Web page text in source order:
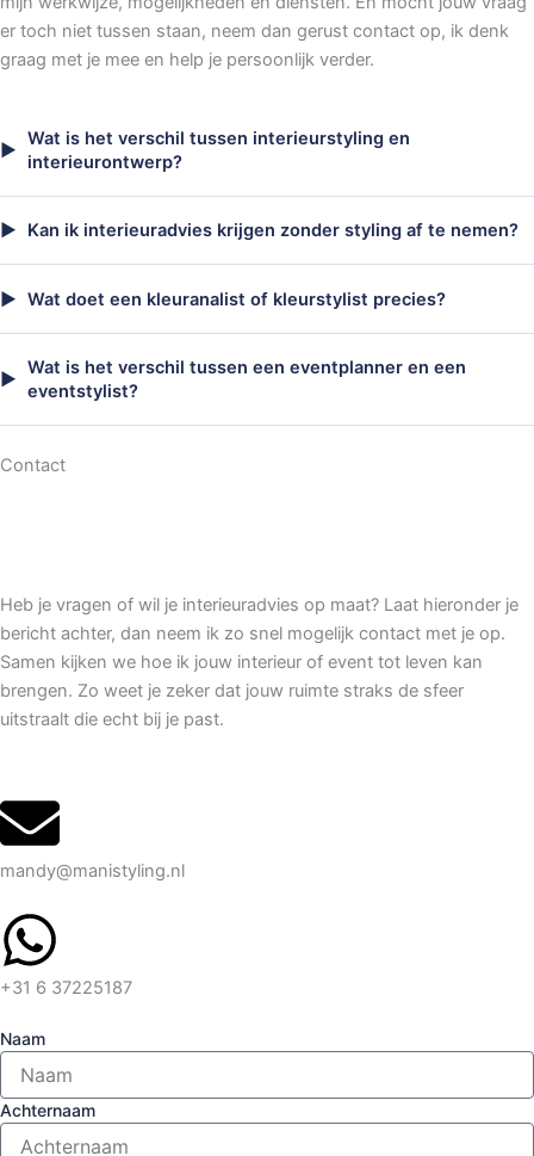
er toch niet tussen staan, neem dan gerust contact op, ik denk
graag met je mee en help je persoonlijk verder.
Wat is het verschil tussen interieurstyling en
interieurontwerp?
Kan ik interieuradvies krijgen zonder styling af te nemen?
Wat doet een kleuranalist of kleurstylist precies?
Wat is het verschil tussen een eventplanner en een
eventstylist?
Contact
Heb je vragen of wil je interieuradvies op maat? Laat hieronder je
bericht achter, dan neem ik zo snel mogelijk contact met je op.
Samen kijken we hoe ik jouw interieur of event tot leven kan
brengen. Zo weet je zeker dat jouw ruimte straks de sfeer
uitstraalt die echt bij je past.
mandy@manistyling.nl
+31 6 37225187
Naam
Achternaam